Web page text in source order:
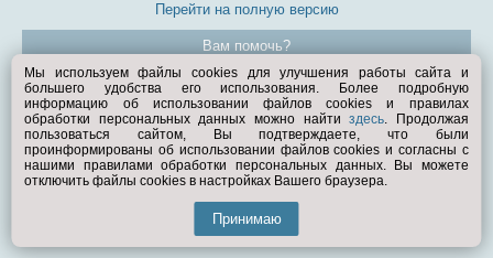
Перейти на полную версию
Вам помочь?
© Exist.ru 1998—2026
Мы используем файлы cookies для улучшения работы сайта и
большего удобства его использования. Более подробную
информацию об использовании файлов cookies и правилах
обработки персональных данных можно найтиздесь. Продолжая
пользоваться сайтом, Вы подтверждаете, что были
проинформированы об использовании файлов cookies и согласны с
нашими правилами обработки персональных данных. Вы можете
отключить файлы cookies в настройках Вашего браузера.
Принимаю